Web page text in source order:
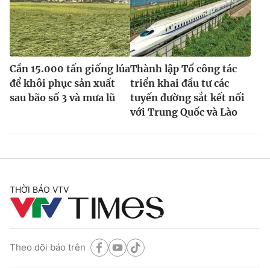
Cần 15.000 tấn giống lúa
để khôi phục sản xuất
sau bão số 3 và mưa lũ
Thành lập Tổ công tác
triển khai đầu tư các
tuyến đường sắt kết nối
với Trung Quốc và Lào
THỜI BÁO VTV
Theo dõi báo trên